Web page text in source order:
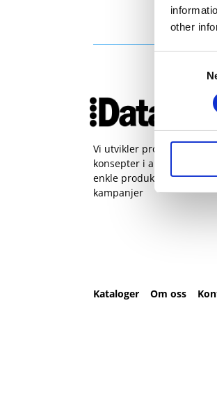
other
Vi utvikler produkter og
konsepter i alle kanaler –
enkle produkter til
kampanjer
Kataloger Om oss